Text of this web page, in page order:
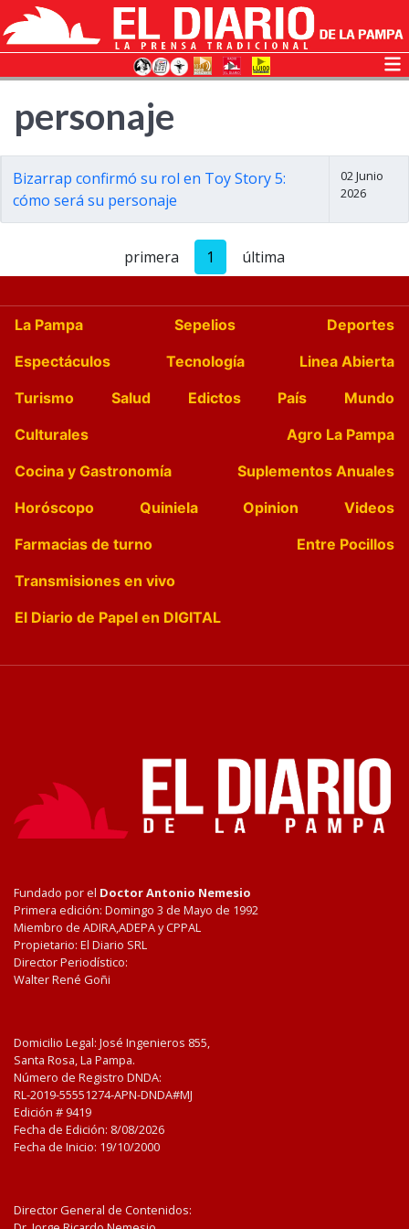
personaje
Bizarrap confirmó su rol en Toy Story 5:
cómo será su personaje
02 Junio
2026
primera 1 última
La Pampa Sepelios
Deportes
Espectáculos
Tecnología
Linea Abierta
Turismo
Salud Edictos País
Mundo
Culturales
Agro La Pampa
Cocina y Gastronomía
Suplementos Anuales
Horóscopo
Quiniela Opinion
Videos
Farmacias de turno
Entre Pocillos
Transmisiones en vivo
El Diario de Papel en DIGITAL
Fundado por el Doctor Antonio Nemesio
Primera edición: Domingo 3 de Mayo de 1992
Miembro de ADIRA,ADEPA y CPPAL
Propietario: El Diario SRL
Director Periodístico:
Walter René Goñi
Domicilio Legal: José Ingenieros 855,
Santa Rosa, La Pampa.
Número de Registro DNDA:
RL-2019-55551274-APN-DNDA#MJ
Edición # 9419
Fecha de Edición: 8/08/2026
Fecha de Inicio: 19/10/2000
Director General de Contenidos: